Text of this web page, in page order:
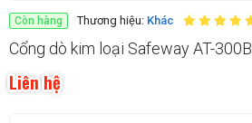
Còn hàng Thương hiệu: Khác
Cổng dò kim loại Safeway AT-300B
Liên hệ